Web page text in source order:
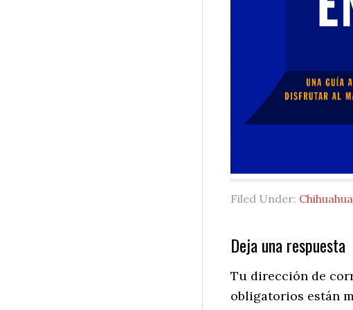
Filed Under: Chihuahua
Reader
Interactions
Deja una respuesta
Tu dirección de
obligatorios están